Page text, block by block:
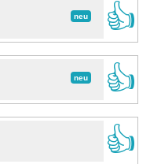
neu
👍
neu
👍
👍